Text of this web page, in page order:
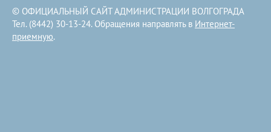
© ОФИЦИАЛЬНЫЙ САЙТ АДМИНИСТРАЦИИ ВОЛГОГРАДА
Тел. (8442) 30-13-24. Обращения направлять в Интернет-
приемную.